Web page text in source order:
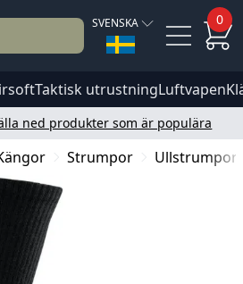
SVENSKA 0
Taktisk utrustningLuftvapen
ned produkter som är populära
Strumpor Ullstrumpor